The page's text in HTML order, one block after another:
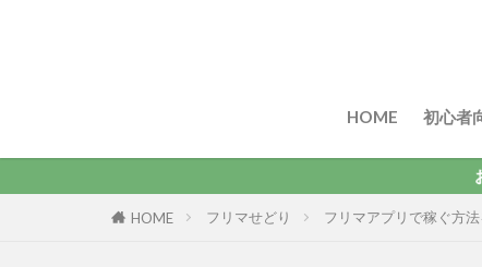
HOME 初心者
お小遣い
HOME フリマせどり フリマアプリで稼ぐ方